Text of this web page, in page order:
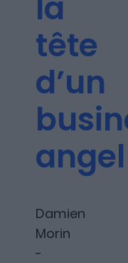
Les
Les articles
Nous
A propos
tête
d’un
angel
Damien
Morin
-